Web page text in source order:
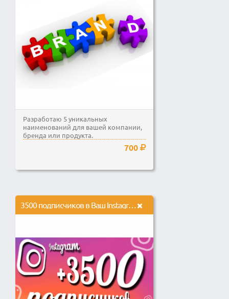
Разработаю 5 уникальных
наименований для вашей компании,
бренда или продукта.
700
3500 подписчиков в Ваш Instagram аккаунт с гарантией